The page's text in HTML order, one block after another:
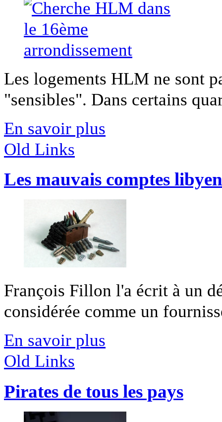
Les logements HLM ne sont
"sensibles". Dans certains
En savoir plus
Old Links
Les mauvais comptes
François Fillon l'a écrit à un
considérée comme un
En savoir plus
Old Links
Pirates de tous les pays